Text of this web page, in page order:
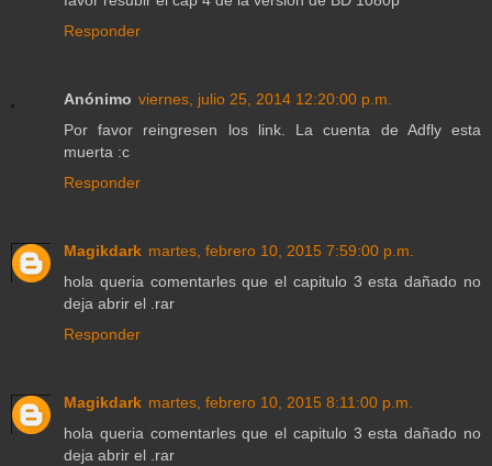
Responder
Anónimo viernes, julio 25, 2014 12:20:00 p.m.
Por favor reingresen los link. La cuenta de Adfly esta
muerta :c
Responder
Magikdark martes, febrero 10, 2015 7:59:00 p.m.
hola queria comentarles que el capitulo 3 esta dañado no
deja abrir el .rar
Responder
Magikdark martes, febrero 10, 2015 8:11:00 p.m.
hola queria comentarles que el capitulo 3 esta dañado no
deja abrir el .rar